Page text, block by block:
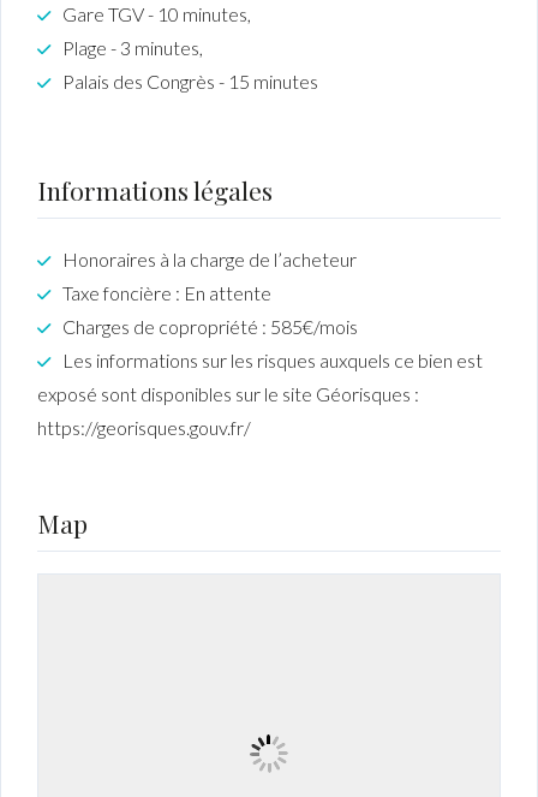
Gare TGV - 10 minutes,
Plage - 3 minutes,
Palais des Congrès - 15 minutes
Informations légales
Honoraires à la charge de l’acheteur
Taxe foncière : En attente
Charges de copropriété : 585€/mois
Les informations sur les risques auxquels ce bien est
exposé sont disponibles sur le site Géorisques :
https://georisques.gouv.fr/
Map